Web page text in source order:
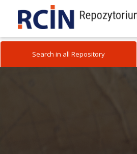
Search in all Repository